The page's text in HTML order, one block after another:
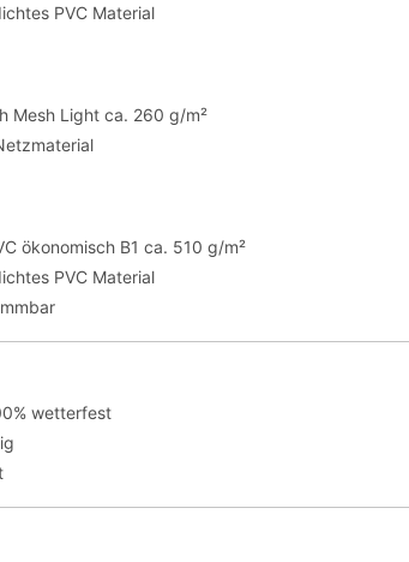
PVC Material
Mesh Light ca. 260 g/m²
ökonomisch B1 ca. 510 g/m²
PVC Material
wetterfest